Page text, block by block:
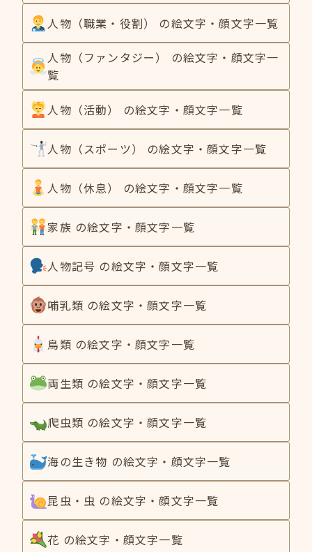
人物（職業・役割） の絵文字・顔文字一覧
人物（ファンタジー） の絵文字・顔文字一
覧
人物（活動） の絵文字・顔文字一覧
人物（スポーツ） の絵文字・顔文字一覧
人物（休息） の絵文字・顔文字一覧
家族 の絵文字・顔文字一覧
人物記号 の絵文字・顔文字一覧
哺乳類 の絵文字・顔文字一覧
鳥類 の絵文字・顔文字一覧
両生類 の絵文字・顔文字一覧
爬虫類 の絵文字・顔文字一覧
海の生き物 の絵文字・顔文字一覧
昆虫・虫 の絵文字・顔文字一覧
花 の絵文字・顔文字一覧